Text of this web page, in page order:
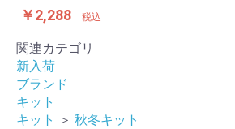
￥2,288 税込
関連カテゴリ
新入荷
ブランド
キット
キット
＞ 秋冬キット